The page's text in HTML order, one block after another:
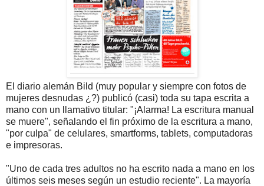
El diario alemán Bild (muy popular y siempre con fotos de
mujeres desnudas ¿?) publicó (casi) toda su tapa escrita a
mano con un llamativo titular: "¡Alarma! La escritura manual
se muere", señalando el fin próximo de la escritura a mano,
"por culpa" de celulares, smartforms, tablets, computadoras
e impresoras.
"Uno de cada tres adultos no ha escrito nada a mano en los
últimos seis meses según un estudio reciente". La mayoría